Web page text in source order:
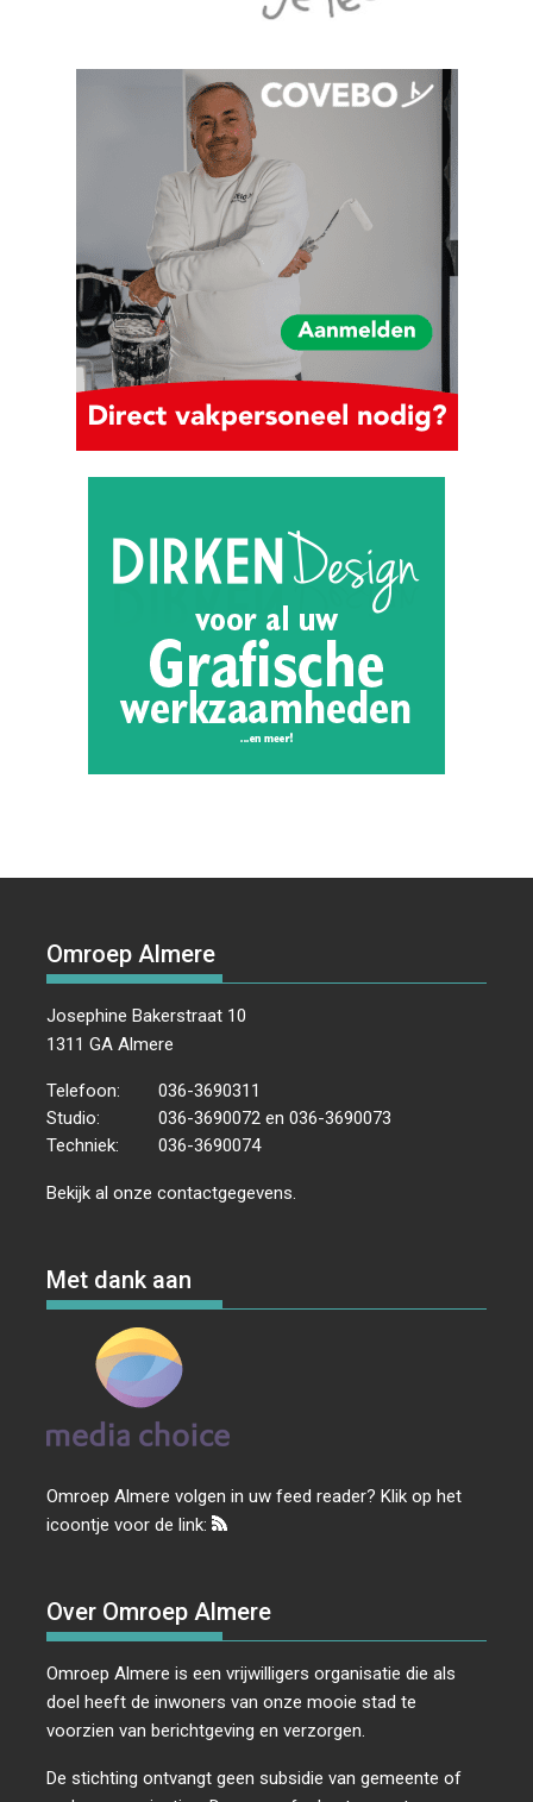
Omroep Almere
Josephine Bakerstraat 10
1311 GA Almere
Telefoon:
036-3690311
Studio:
036-3690072 en 036-3690073
Techniek:
036-3690074
Bekijk al onzecontactgegevens
Met dank aan
Omroep Almere volgen in uw feed reader? Klik op het
icoontje voor de link:
Over Omroep Almere
Omroep Almere is een vrijwilligers organisatie die als
doel heeft de inwoners van onze mooie stad te
voorzien van berichtgeving en verzorgen.
De stichting ontvangt geen subsidie van gemeente of